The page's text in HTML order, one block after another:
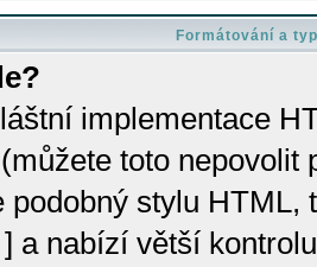
Formátování a
implementace
toto
podobný stylu HTML,
a nabízí větší